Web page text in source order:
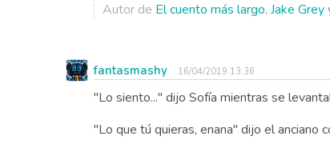
Autor de El cuento más largo, Jake
fantasmashy 16/04/2019 13:36
"Lo siento..." dijo Sofía mientras se
"Lo que tú quieras, enana" dijo el anciano